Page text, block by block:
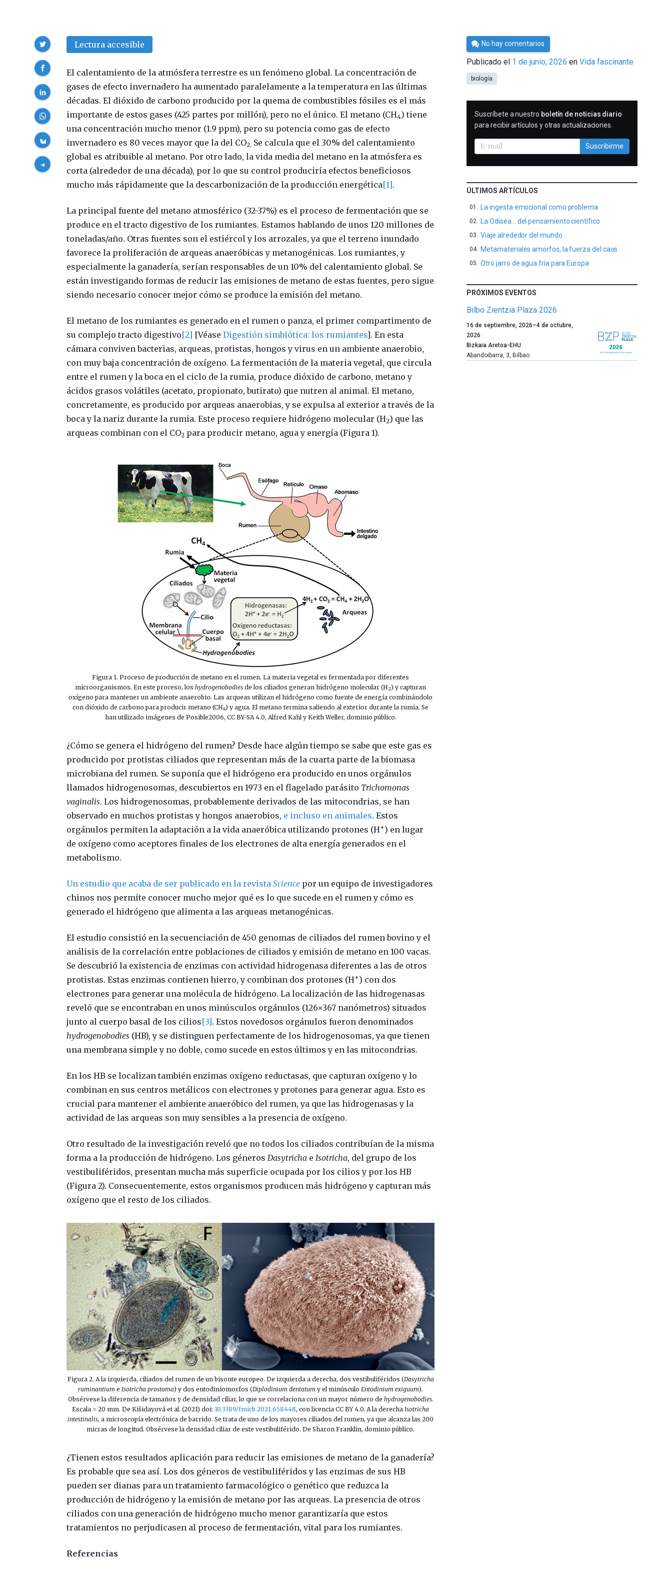
Lectura accesible
El calentamiento de la atmósfera terrestre es un fenómeno global. La concentración de
gases de efecto invernadero ha aumentado paralelamente a la temperatura en las últimas
décadas. El dióxido de carbono producido por la quema de combustibles fósiles es el más
importante de estos gases (425 partes por millón), pero no el único. El metano (CH4) tiene
una concentración mucho menor (1.9 ppm), pero su potencia como gas de efecto
invernadero es 80 veces mayor que la del CO2. Se calcula que el 30% del calentamiento
global es atribuible al metano. Por otro lado, la vida media del metano en la atmósfera es
corta (alrededor de una década), por lo que su control produciría efectos beneficiosos
mucho más rápidamente que la descarbonización de la producción energética[1].
La principal fuente del metano atmosférico (32-37%) es el proceso de fermentación que se
produce en el tracto digestivo de los rumiantes. Estamos hablando de unos 120 millones de
toneladas/año. Otras fuentes son el estiércol y los arrozales, ya que el terreno inundado
favorece la proliferación de arqueas anaeróbicas y metanogénicas. Los rumiantes, y
especialmente la ganadería, serían responsables de un 10% del calentamiento global. Se
están investigando formas de reducir las emisiones de metano de estas fuentes, pero sigue
siendo necesario conocer mejor cómo se produce la emisión del metano.
El metano de los rumiantes es generado en el rumen o panza, el primer compartimento de
su complejo tracto digestivo[2] [VéaseDigestión simbiótica: los rumiantes]. En esta
cámara conviven bacterias, arqueas, protistas, hongos y virus en un ambiente anaerobio,
con muy baja concentración de oxígeno. La fermentación de la materia vegetal, que circula
entre el rumen y la boca en el ciclo de la rumia, produce dióxido de carbono, metano y
ácidos grasos volátiles (acetato, propionato, butirato) que nutren al animal. El metano,
concretamente, es producido por arqueas anaerobias, y se expulsa al exterior a través de la
boca y la nariz durante la rumia. Este proceso requiere hidrógeno molecular (H2) que las
arqueas combinan con el CO2 para producir metano, agua y energía (Figura 1).
Figura 1. Proceso de producción de metano en el rumen. La materia vegetal es fermentada por diferentes
microorganismos. En este proceso, los hydrogenobodies de los ciliados generan hidrógeno molecular (H2) y capturan
oxígeno para mantener un ambiente anaerobio. Las arqueas utilizan el hidrógeno como fuente de energía combinándolo
con dióxido de carbono para producir metano (CH4) y agua. El metano termina saliendo al exterior durante la rumia. Se
han utilizado imágenes de Posible2006, CC BY-SA 4.0, Alfred Kahl y Keith Weller, dominio público.
¿Cómo se genera el hidrógeno del rumen? Desde hace algún tiempo se sabe que este gas es
producido por protistas ciliados que representan más de la cuarta parte de la biomasa
microbiana del rumen. Se suponía que el hidrógeno era producido en unos orgánulos
llamados hidrogenosomas, descubiertos en 1973 en el flagelado parásito Trichomonas
vaginalis. Los hidrogenosomas, probablemente derivados de las mitocondrias, se han
observado en muchos protistas y hongos anaerobios, e incluso en animales. Estos
orgánulos permiten la adaptación a la vida anaeróbica utilizando protones (H+) en lugar
de oxígeno como aceptores finales de los electrones de alta energía generados en el
metabolismo.
Un estudio que acaba de ser publicado en la revistaScience por un equipo de investigadores
chinos nos permite conocer mucho mejor qué es lo que sucede en el rumen y cómo es
generado el hidrógeno que alimenta a las arqueas metanogénicas.
El estudio consistió en la secuenciación de 450 genomas de ciliados del rumen bovino y el
análisis de la correlación entre poblaciones de ciliados y emisión de metano en 100 vacas.
Se descubrió la existencia de enzimas con actividad hidrogenasa diferentes a las de otros
protistas. Estas enzimas contienen hierro, y combinan dos protones (H+) con dos
electrones para generar una molécula de hidrógeno. La localización de las hidrogenasas
reveló que se encontraban en unos minúsculos orgánulos (126×367 nanómetros) situados
junto al cuerpo basal de los cilios[3]. Estos novedosos orgánulos fueron denominados
hydrogenobodies (HB), y se distinguen perfectamente de los hidrogenosomas, ya que tienen
una membrana simple y no doble, como sucede en estos últimos y en las mitocondrias.
En los HB se localizan también enzimas oxígeno reductasas, que capturan oxígeno y lo
combinan en sus centros metálicos con electrones y protones para generar agua. Esto es
crucial para mantener el ambiente anaeróbico del rumen, ya que las hidrogenasas y la
actividad de las arqueas son muy sensibles a la presencia de oxígeno.
Otro resultado de la investigación reveló que no todos los ciliados contribuían de la misma
forma a la producción de hidrógeno. Los génerosDasytricha eIsotricha, del grupo de los
vestibuliféridos, presentan mucha más superficie ocupada por los cilios y por los HB
(Figura 2). Consecuentemente, estos organismos producen más hidrógeno y capturan más
oxígeno que el resto de los ciliados.
Figura 2. A la izquierda, ciliados del rumen de un bisonte europeo. De izquierda a derecha, dos vestibuliféridos (Dasytricha
ruminantium eIsotricha prostoma) y dos entodiniomorfos (Diplodinium dentatum y el minúsculoEntodinium exiguum).
Obsérvese la diferencia de tamaños y de densidad ciliar, lo que se correlaciona con un mayor número de hydrogenobodies.
Escala = 20 mm. De Kišidayová et al. (2021) doi: 10.3389/fmicb.2021.658448, con licencia CC BY 4.0. A la derechaIsotricha
intestinalis, a microscopía electrónica de barrido. Se trata de uno de los mayores ciliados del rumen, ya que alcanza las 200
micras de longitud. Obsérvese la densidad ciliar de este vestibuliférido. De Sharon Franklin, dominio público.
¿Tienen estos resultados aplicación para reducir las emisiones de metano de la ganadería?
Es probable que sea así. Los dos géneros de vestibuliféridos y las enzimas de sus HB
pueden ser dianas para un tratamiento farmacológico o genético que reduzca la
producción de hidrógeno y la emisión de metano por las arqueas. La presencia de otros
ciliados con una generación de hidrógeno mucho menor garantizaría que estos
tratamientos no perjudicasen al proceso de fermentación, vital para los rumiantes.
Referencias
Compartir
Por
César
Tomé
No hay comentarios
Publicado el 1 de junio, 2026 enVida fascinante
biología
SUSCRIBIRME
Suscríbete a nuestro boletín de noticias diario
para recibir artículos y otras actualizaciones.
Suscribirme
ÚLTIMOS ARTÍCULOS
La ingesta emocional como problema
La Odisea… del pensamiento científico
Viaje alrededor del mundo
Metamateriales amorfos, la fuerza del caos
Otro jarro de agua fría para Europa
PRÓXIMOS EVENTOS
Bilbo Zientzia Plaza 2026
Un
año
más,
Bilbao
16 de septiembre, 2026–4 de octubre,
2026
Bizkaia Aretoa-EHU
Abandoibarra, 3, Bilbao